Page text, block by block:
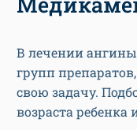
В лечении
групп
свою задачу.
возраста